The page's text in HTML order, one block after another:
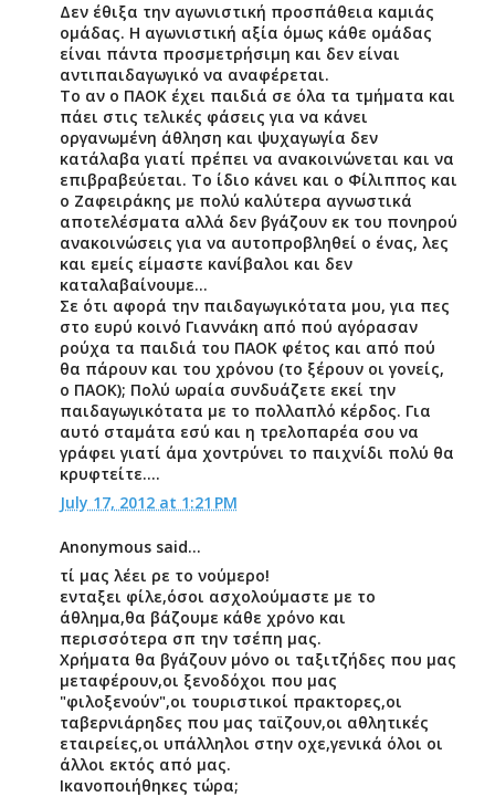
Δεν έθιξα την αγωνιστική προσπάθεια καμιάς
ομάδας. Η αγωνιστική αξία όμως κάθε ομάδας
είναι πάντα προσμετρήσιμη και δεν είναι
αντιπαιδαγωγικό να αναφέρεται.
Το αν ο ΠΑΟΚ έχει παιδιά σε όλα τα τμήματα και
πάει στις τελικές φάσεις για να κάνει
οργανωμένη άθληση και ψυχαγωγία δεν
κατάλαβα γιατί πρέπει να ανακοινώνεται και να
επιβραβεύεται. Το ίδιο κάνει και ο Φίλιππος και
ο Ζαφειράκης με πολύ καλύτερα αγνωστικά
αποτελέσματα αλλά δεν βγάζουν εκ του πονηρού
ανακοινώσεις για να αυτοπροβληθεί ο ένας, λες
και εμείς είμαστε κανίβαλοι και δεν
καταλαβαίνουμε…
Σε ότι αφορά την παιδαγωγικότατα μου, για πες
στο ευρύ κοινό Γιαννάκη από πού αγόρασαν
ρούχα τα παιδιά του ΠΑΟΚ φέτος και από πού
θα πάρουν και του χρόνου (το ξέρουν οι γονείς,
ο ΠΑΟΚ); Πολύ ωραία συνδυάζετε εκεί την
παιδαγωγικότατα με το πολλαπλό κέρδος. Για
αυτό σταμάτα εσύ και η τρελοπαρέα σου να
γράφει γιατί άμα χοντρύνει το παιχνίδι πολύ θα
κρυφτείτε….
July 17, 2012 at 1:21 PM
Anonymous said...
τί μας λέει ρε το νούμερο!
ενταξει φίλε,όσοι ασχολούμαστε με το
άθλημα,θα βάζουμε κάθε χρόνο και
περισσότερα σπ την τσέπη μας.
Χρήματα θα βγάζουν μόνο οι ταξιτζήδες που μας
μεταφέρουν,οι ξενοδόχοι που μας
"φιλοξενούν",οι τουριστικοί πρακτορες,οι
ταβερνιάρηδες που μας ταϊζουν,οι αθλητικές
εταιρείες,οι υπάλληλοι στην οχε,γενικά όλοι οι
άλλοι εκτός από μας.
Ικανοποιήθηκες τώρα;